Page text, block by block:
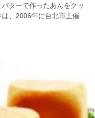
ターで作ったあんをクッ
、2006年に台北市主催